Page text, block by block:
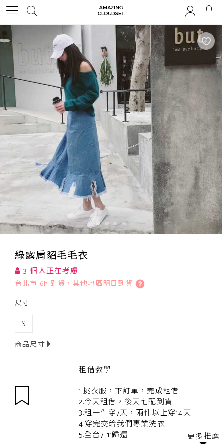
綠露肩貂毛毛衣
3 個人正在考慮
台北市 6h 到貨，其他地區明日到貨
尺寸
S
商品尺寸
租借教學
1.挑衣服，下訂單，完成租借
2.今天租借，後天宅配到貨
3.租一件穿7天，兩件以上穿14天
4.穿完交給我們專業洗衣
5.全台7-11歸還
更多推薦